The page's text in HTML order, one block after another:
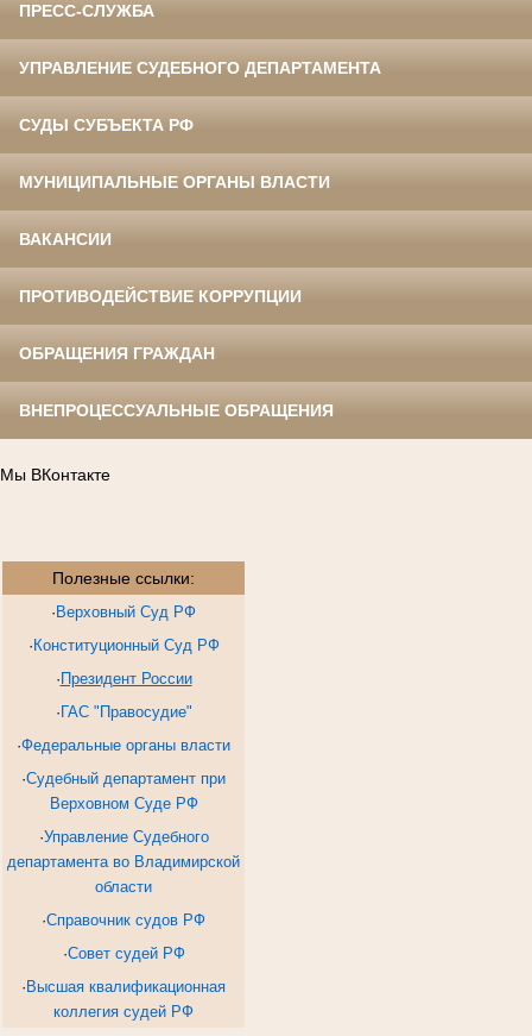
ПРЕСС-СЛУЖБА
УПРАВЛЕНИЕ СУДЕБНОГО ДЕПАРТАМЕНТА
СУДЫ СУБЪЕКТА РФ
МУНИЦИПАЛЬНЫЕ ОРГАНЫ ВЛАСТИ
ВАКАНСИИ
ПРОТИВОДЕЙСТВИЕ КОРРУПЦИИ
ОБРАЩЕНИЯ ГРАЖДАН
ВНЕПРОЦЕССУАЛЬНЫЕ ОБРАЩЕНИЯ
Мы ВКонтакте
Полезные ссылки:
· Верховный Суд РФ
· Конституционный Суд РФ
· Президент России
· ГАС "Правосудие"
·Федеральные органы власти
·Судебный департамент при
Верховном Суде РФ
·Управление Судебного
департамента во Владимирской
области
·Справочник судов РФ
·Совет судей РФ
· Высшая квалификационная
коллегия судей РФ